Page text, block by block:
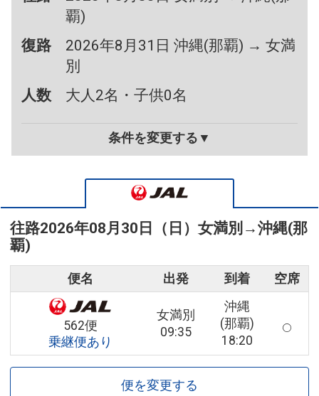
覇)
復路
2026年8月31日 沖縄(那覇) → 女満
別
人数
大人2名・子供0名
条件を変更する▼
往路2026年08月30日（日） 女満別 →沖縄(那
覇)
便名 出発 到着 空席
562便
乗継便あり
女満別
09:35
沖縄
(那覇)
18:20
便を変更する